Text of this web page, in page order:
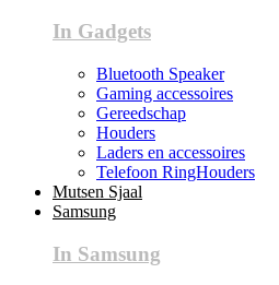
In Gadgets
Bluetooth Speaker
Gaming accessoires
Gereedschap
Houders
Laders en accessoires
Telefoon RingHouders
Mutsen Sjaal
Samsung
In Samsung